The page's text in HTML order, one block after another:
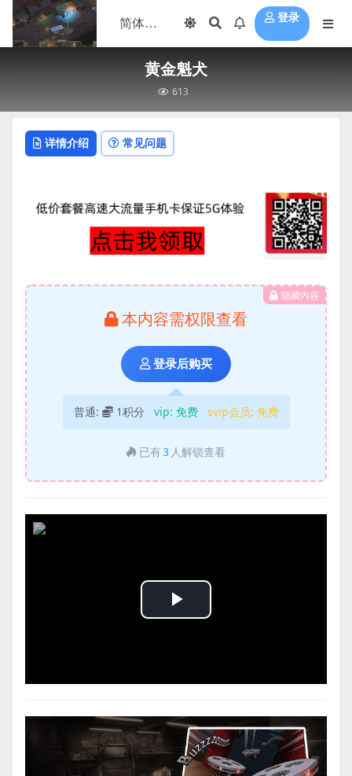
登录
黄金魁犬
613
详情介绍 常见问题
隐藏内容
本内容需权限查看
登录后购买
普通: 1积分 vip: 免费 svip会员: 免费
已有3 人解锁查看
Play